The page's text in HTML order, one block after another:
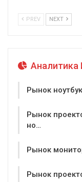
PREV NEXT
Рынок
Рынок
но…
Рынок
Рынок